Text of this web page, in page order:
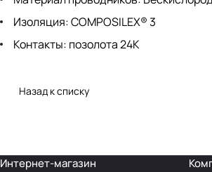
Изоляция: COMPOSILEX® 3
Контакты: позолота 24К
Назад к списку
Интернет-магазин